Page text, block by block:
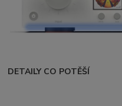
DETAILY CO POTĚŠÍ